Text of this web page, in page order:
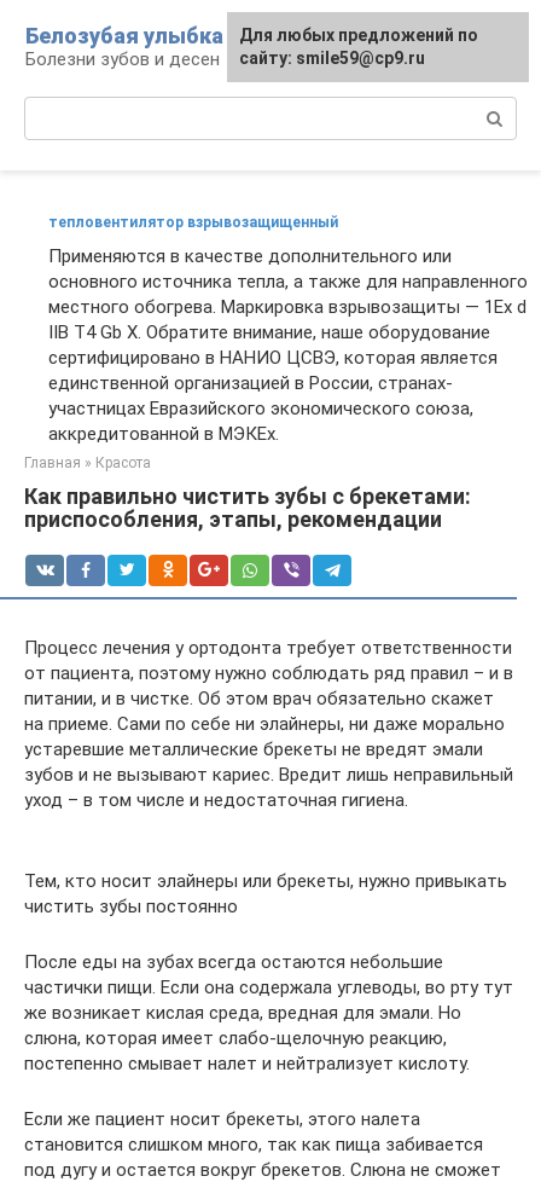
контенту
Белозубая улыбка
Болезни зубов и десен
тепловентилятор взрывозащищенный
Применяются в качестве дополнительного или
основного источника тепла, а также для направленного
местного обогрева. Маркировка взрывозащиты — 1Ex d
IIB Т4 Gb X. Обратите внимание, наше оборудование
сертифицировано в НАНИО ЦСВЭ, которая является
единственной организацией в России, странах-
участницах Евразийского экономического союза,
аккредитованной в МЭКЕх.
Главная » Красота
Как правильно чистить зубы с брекетами:
приспособления, этапы, рекомендации
Процесс лечения у ортодонта требует ответственности
от пациента, поэтому нужно соблюдать ряд правил – и в
питании, и в чистке. Об этом врач обязательно скажет
на приеме. Сами по себе ни элайнеры, ни даже морально
устаревшие металлические брекеты не вредят эмали
зубов и не вызывают кариес. Вредит лишь неправильный
уход – в том числе и недостаточная гигиена.
Тем, кто носит элайнеры или брекеты, нужно привыкать
чистить зубы постоянно
После еды на зубах всегда остаются небольшие
частички пищи. Если она содержала углеводы, во рту тут
же возникает кислая среда, вредная для эмали. Но
слюна, которая имеет слабо-щелочную реакцию,
постепенно смывает налет и нейтрализует кислоту.
Если же пациент носит брекеты, этого налета
становится слишком много, так как пища забивается
под дугу и остается вокруг брекетов. Слюна не сможет
Для любых предложений по
сайту: smile59@cp9.ru